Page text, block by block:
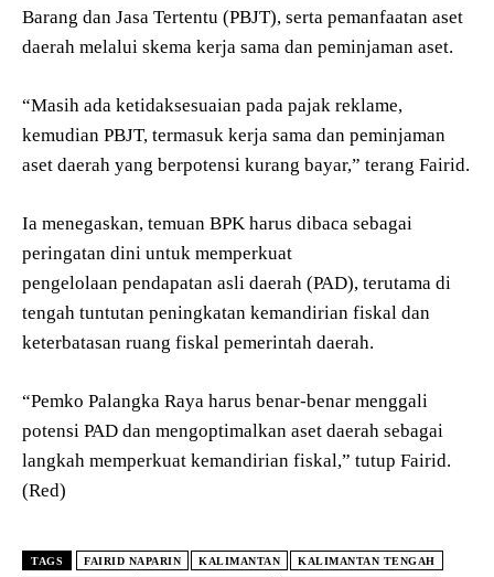
Barang dan Jasa Tertentu (PBJT), serta pemanfaatan aset
daerah melalui skema kerja sama dan peminjaman aset.
“Masih ada ketidaksesuaian pada pajak reklame,
kemudian PBJT, termasuk kerja sama dan peminjaman
aset daerah yang berpotensi kurang bayar,” terang Fairid.
Ia menegaskan, temuan BPK harus dibaca sebagai
peringatan dini untuk memperkuat
pengelolaan pendapatan asli daerah (PAD), terutama di
tengah tuntutan peningkatan kemandirian fiskal dan
keterbatasan ruang fiskal pemerintah daerah.
“Pemko Palangka Raya harus benar-benar menggali
potensi PAD dan mengoptimalkan aset daerah sebagai
langkah memperkuat kemandirian fiskal,” tutup Fairid.
(Red)
TAGS FAIRID NAPARIN KALIMANTAN KALIMANTAN TENGAH